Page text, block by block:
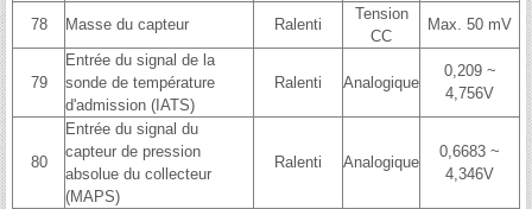
78 Masse du capteur Ralenti
Tension
CC
Max. 50 mV
79
Entrée du signal de la
sonde de température
d'admission (IATS)
Ralenti Analogique
0,209 ~
4,756V
80
Entrée du signal du
capteur de pression
absolue du collecteur
(MAPS)
Ralenti Analogique
0,6683 ~
4,346V